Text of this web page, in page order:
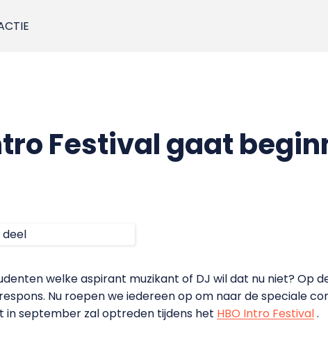
Festival gaat
deel
welke aspirant muzikant of DJ wil dat nu niet? Op
Nu roepen we iedereen op om naar de speciale
september zal optreden tijdens het HBO Intro Festival.